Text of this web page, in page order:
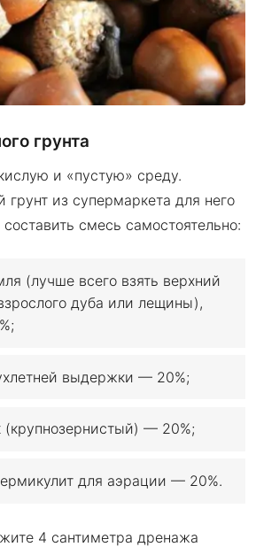
грунта
и «пустую» среду.
грунт из супермаркета для него
смесь самостоятельно:
(лучше всего взять верхний
дуба или лещины),
выдержки — 20%;
(крупнозернистый) — 20%;
для аэрации — 20%.
4 сантиметра дренажа